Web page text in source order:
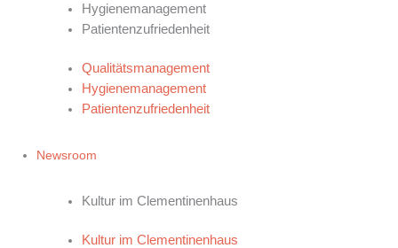
Hygienemanagement
Patientenzufriedenheit
Qualitätsmanagement
Hygienemanagement
Patientenzufriedenheit
Newsroom
Kultur im Clementinenhaus
Kultur im Clementinenhaus